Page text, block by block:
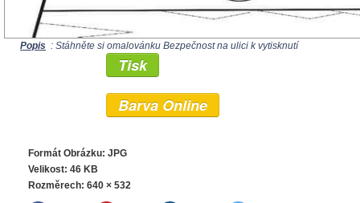
Popis : Stáhněte si omalovánku Bezpečnost na ulici k vytisknutí
Tisk
Barva Online
Formát Obrázku: JPG
Velikost: 46 KB
Rozměrech: 640 × 532